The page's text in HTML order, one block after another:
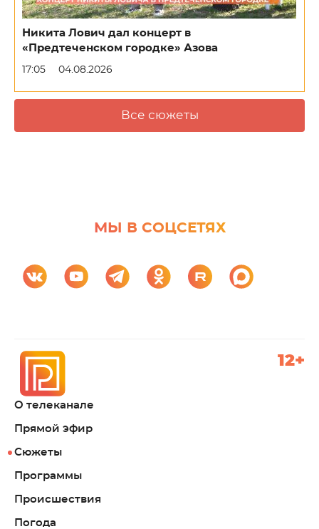
Никита Лович дал концерт в
«Предтеченском городке» Азова
17:05 04.08.2026
Все сюжеты
МЫ В СОЦСЕТЯХ
О телеканале
Прямой эфир
Сюжеты
Программы
Происшествия
Погода
12+